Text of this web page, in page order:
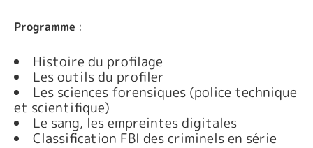
Programme :
Histoire du profilage
Les outils du profiler
Les sciences forensiques (police technique
et scientifique)
Le sang, les empreintes digitales
Classification FBI des criminels en série